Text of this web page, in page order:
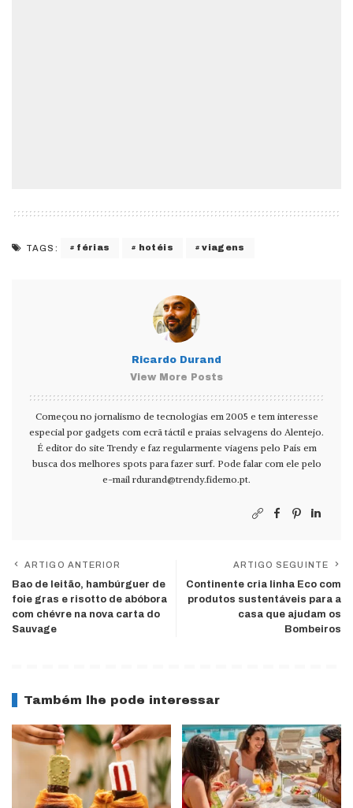
TAGS: férias hotéis viagens
Ricardo Durand
View More Posts
Começou no jornalismo de tecnologias em 2005 e tem interesse
especial por gadgets com ecrã táctil e praias selvagens do Alentejo.
É editor do site Trendy e faz regularmente viagens pelo País em
busca dos melhores spots para fazer surf. Pode falar com ele pelo
e-mail rdurand@trendy.fidemo.pt.
ARTIGO ANTERIOR
Bao de leitão, hambúrguer de
foie gras e risotto de abóbora
com chévre na nova carta do
Sauvage
ARTIGO SEGUINTE
Continente cria linha Eco com
produtos sustentáveis para a
casa que ajudam os
Bombeiros
Também lhe pode interessar